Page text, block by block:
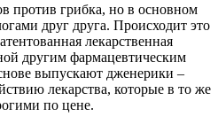
против грибка, но в основном
друг друга. Происходит это
лекарственная
другим фармацевтическим
выпускают дженерики –
лекарства, которые в то же
по цене.